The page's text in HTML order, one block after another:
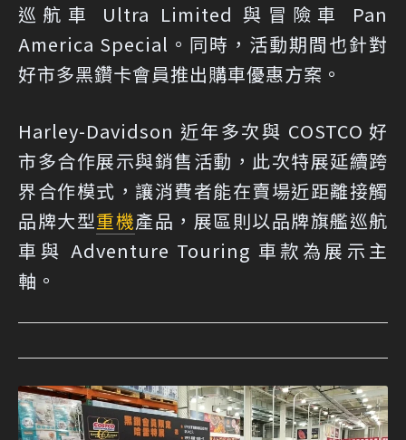
巡航車 Ultra Limited 與冒險車 Pan
America Special。同時，活動期間也針對
好市多黑鑽卡會員推出購車優惠方案。
Harley-Davidson 近年多次與 COSTCO 好
市多合作展示與銷售活動，此次特展延續跨
界合作模式，讓消費者能在賣場近距離接觸
品牌大型重機產品，展區則以品牌旗艦巡航
車與 Adventure Touring 車款為展示主
軸。